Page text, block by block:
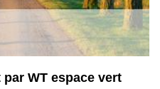
WT espace vert